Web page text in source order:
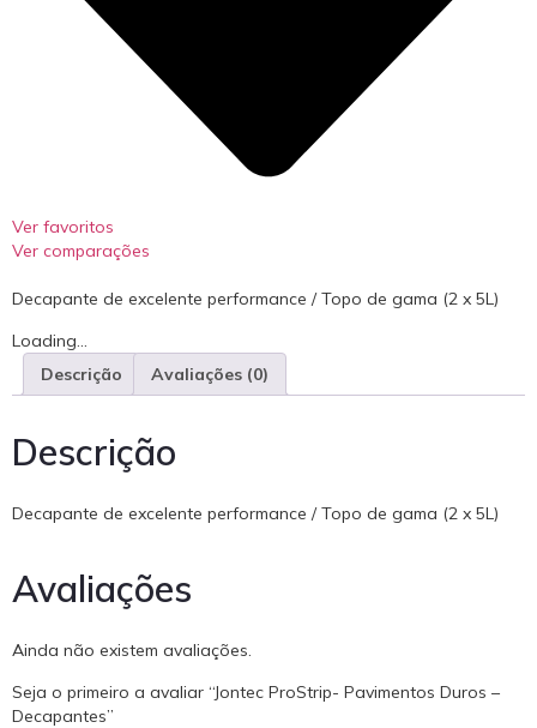
Ver favoritos
Ver comparações
Decapante de excelente performance / Topo de gama (2 x 5L)
Loading...
Descrição
Avaliações (0)
Descrição
Decapante de excelente performance / Topo de gama (2 x 5L)
Avaliações
Ainda não existem avaliações.
Seja o primeiro a avaliar “Jontec ProStrip- Pavimentos Duros –
Decapantes”